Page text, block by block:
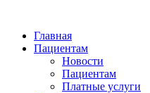
Главная
Пациентам
Новости
Пациентам
Платные услуги